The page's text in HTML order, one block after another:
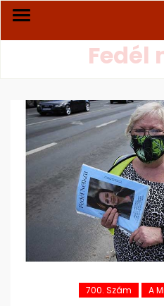
Fedél
700. Szám A